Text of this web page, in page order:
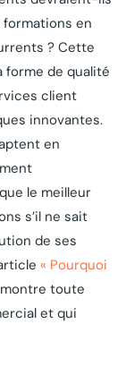
en
? Cette
forme de qualité
client
innovantes.
en
le meilleur
s’il ne sait
de ses
« Pourquoi
toute
et qui